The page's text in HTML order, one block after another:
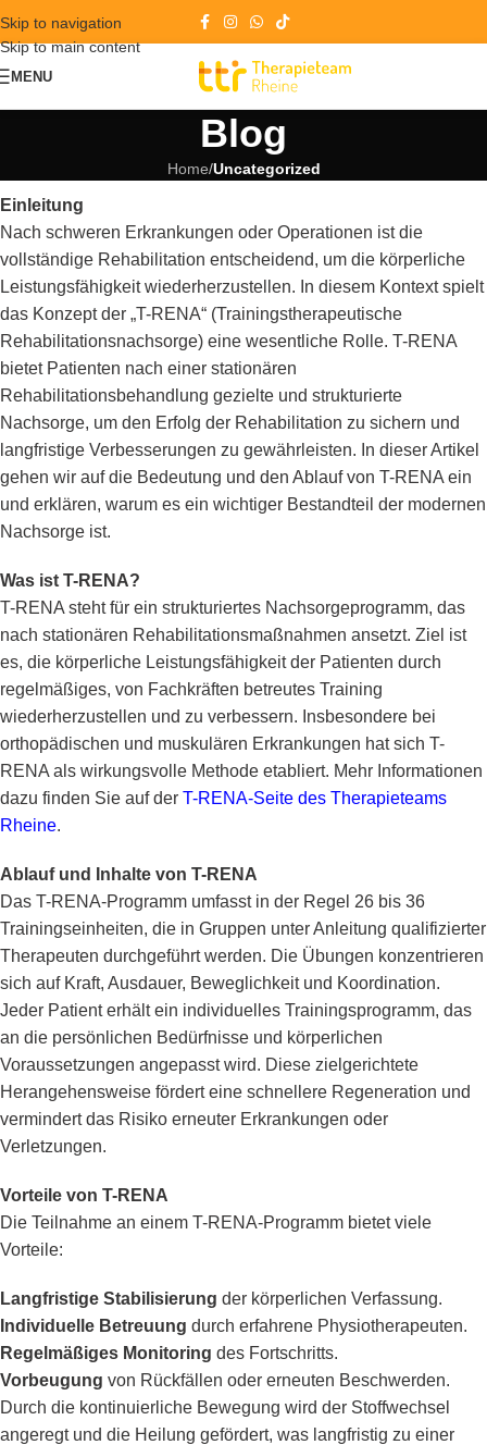
Skip to navigation
Skip to main content
MENU
Blog
Home/Uncategorized
Einleitung
Nach schweren Erkrankungen oder Operationen ist die
vollständige Rehabilitation entscheidend, um die körperliche
Leistungsfähigkeit wiederherzustellen. In diesem Kontext spielt
das Konzept der „T-RENA“ (Trainingstherapeutische
Rehabilitationsnachsorge) eine wesentliche Rolle. T-RENA
bietet Patienten nach einer stationären
Rehabilitationsbehandlung gezielte und strukturierte
Nachsorge, um den Erfolg der Rehabilitation zu sichern und
langfristige Verbesserungen zu gewährleisten. In dieser Artikel
gehen wir auf die Bedeutung und den Ablauf von T-RENA ein
und erklären, warum es ein wichtiger Bestandteil der modernen
Nachsorge ist.
Was ist T-RENA?
T-RENA steht für ein strukturiertes Nachsorgeprogramm, das
nach stationären Rehabilitationsmaßnahmen ansetzt. Ziel ist
es, die körperliche Leistungsfähigkeit der Patienten durch
regelmäßiges, von Fachkräften betreutes Training
wiederherzustellen und zu verbessern. Insbesondere bei
orthopädischen und muskulären Erkrankungen hat sich T-
RENA als wirkungsvolle Methode etabliert. Mehr Informationen
dazu finden Sie auf der T-RENA-Seite des Therapieteams
Rheine.
Ablauf und Inhalte von T-RENA
Das T-RENA-Programm umfasst in der Regel 26 bis 36
Trainingseinheiten, die in Gruppen unter Anleitung qualifizierter
Therapeuten durchgeführt werden. Die Übungen konzentrieren
sich auf Kraft, Ausdauer, Beweglichkeit und Koordination.
Jeder Patient erhält ein individuelles Trainingsprogramm, das
an die persönlichen Bedürfnisse und körperlichen
Voraussetzungen angepasst wird. Diese zielgerichtete
Herangehensweise fördert eine schnellere Regeneration und
vermindert das Risiko erneuter Erkrankungen oder
Verletzungen.
Vorteile von T-RENA
Die Teilnahme an einem T-RENA-Programm bietet viele
Vorteile:
Langfristige Stabilisierung der körperlichen Verfassung.
Individuelle Betreuung durch erfahrene Physiotherapeuten.
Regelmäßiges Monitoring des Fortschritts.
Vorbeugung von Rückfällen oder erneuten Beschwerden.
Durch die kontinuierliche Bewegung wird der Stoffwechsel
angeregt und die Heilung gefördert, was langfristig zu einer